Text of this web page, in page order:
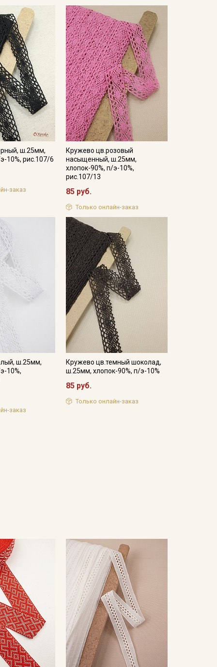
ш.25мм,
10%, рис.107/6
заказ
Кружево цв.розовый
насыщенный, ш.25мм,
хлопок-90%, п/э-10%,
рис.107/13
85 руб.
Только онлайн-заказ
ш.25мм,
10%,
заказ
Кружево цв.темный шоколад,
ш.25мм, хлопок-90%, п/э-10%
85 руб.
Только онлайн-заказ